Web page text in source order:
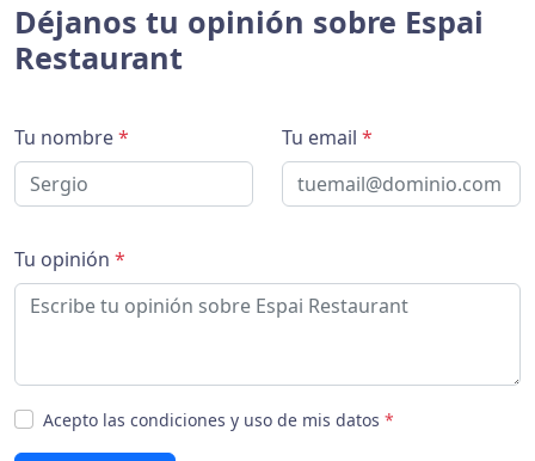
Déjanos tu opinión sobre Espai
Restaurant
Tu nombre* Tu email *
Tu opinión *
Acepto las condiciones y uso de mis datos *